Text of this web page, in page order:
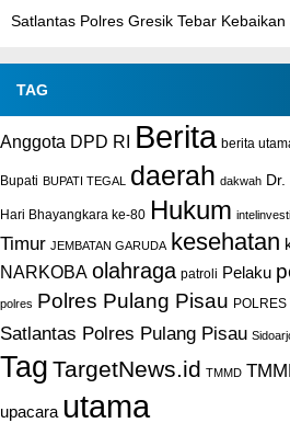
Satlantas Polres Gresik Tebar Kebaikan
TAG
Anggota DPD RI Berita berita
Bupati BUPATI TEGAL daerah dakwah
Hari Bhayangkara ke-80 Hukum
Timur JEMBATAN GARUDA kesehatan
NARKOBA olahraga patroli Pelaku
polres Polres Pulang Pisau POLRES
Satlantas Polres Pulang Pisau
Tag TargetNews.id TMMD
upacara utama